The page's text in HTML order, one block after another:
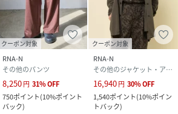
クーポン対象
RNA-N
その他のパンツ
8,250円 31%OFF
750ポイント(10%ポイント
バック)
クーポン対象
RNA-N
その他のジャケット・アウター
16,940円 30%OFF
1,540ポイント(10%ポイン
トバック)